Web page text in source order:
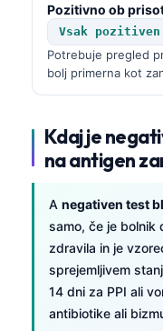
Pozitivno ob
Vsak
Potrebuje pregled
bolj primerna kot
Kdaj je
na antigen
A negativen test
samo, če je bolnik
zdravila in je
sprejemljivem
14 dni za PPI ali
antibiotike ali